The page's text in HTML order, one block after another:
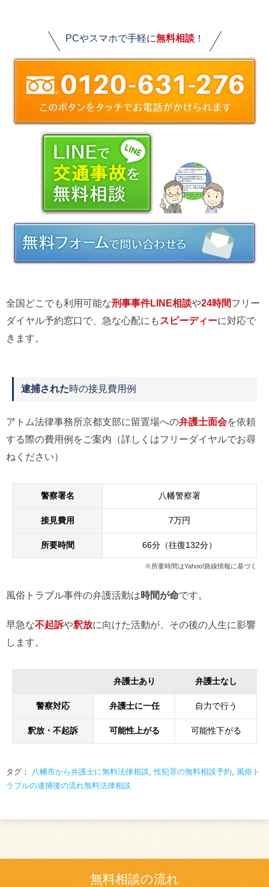
PCやスマホで手軽に無料相談！
全国どこでも利用可能な刑事事件LINE相談や24時間フリー
ダイヤル予約窓口で、急な心配にも スピーディーに対応で
きます。
逮捕された時の接見費用例
アトム法律事務所京都支部に留置場への弁護士面会を依頼
する際の費用例をご案内（詳しくはフリーダイヤルでお尋
ねください）
警察署名 八幡警察署
接見費用 7万円
所要時間 66分（往復132分）
※所要時間はYahoo!路線情報に基づく
風俗トラブル事件の弁護活動は時間が命です。
早急な不起訴や釈放に向けた活動が、その後の人生に影響
します。
弁護士あり 弁護士なし
警察対応 弁護士に一任 自力で行う
釈放・不起訴 可能性上がる 可能性下がる
タグ： 八幡市から弁護士に無料法律相談,性犯罪の無料相談予約, 風俗ト
ラブルの逮捕後の流れ無料法律相談
無料相談の流れ